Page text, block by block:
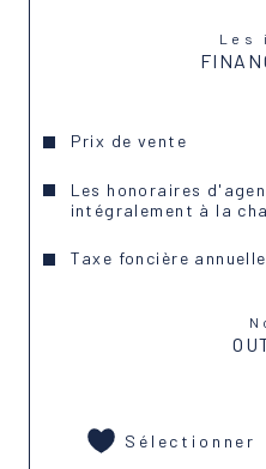
Prix de vente
Les honoraires
intégralement à la
Taxe foncière annuelle
Sélectionner